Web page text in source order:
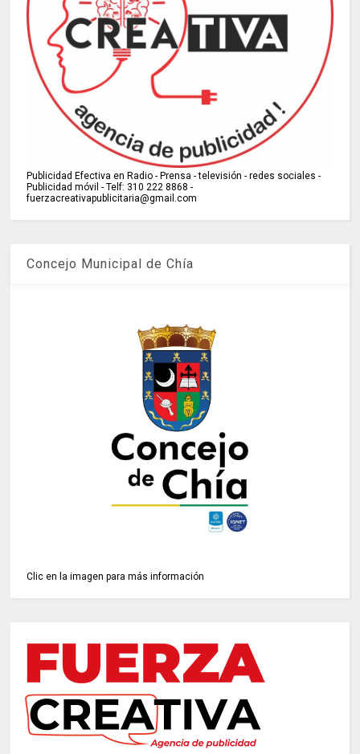
Publicidad Efectiva en Radio - Prensa - televisión - redes sociales -
Publicidad móvil - Telf: 310 222 8868 -
fuerzacreativapublicitaria@gmail.com
Concejo Municipal de Chía
Clic en la imagen para más información